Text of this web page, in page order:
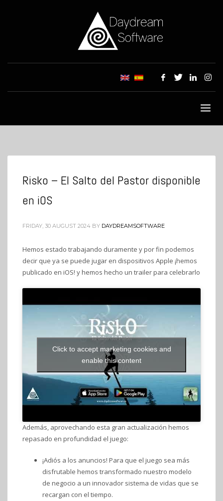
Risko – El Salto del Pastor disponible
en iOS
FRIDAY, 30 AUGUST 2024 BY DAYDREAMSOFTWARE
Hemos estado trabajando duramente y por fin podemos
decir que ya se puede jugar en dispositivos Apple ¡hemos
publicado en iOS! y hemos hecho un trailer para celebrarlo
Click to accept marketing cookies and
enable this content
Además, aprovechando esta gran actualización hemos
repasado en profundidad el juego:
¡Adiós a los anuncios! Para que el juego sea más
disfrutable hemos transformado nuestro modelo
de negocio a un innovador sistema de vidas que se
recargan con el tiempo.